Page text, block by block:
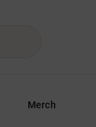
Merch